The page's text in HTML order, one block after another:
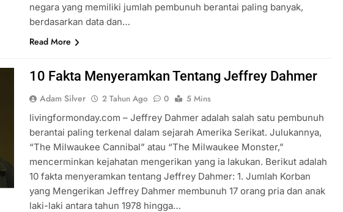
negara yang memiliki jumlah pembunuh berantai paling banyak,
berdasarkan data dan…
Read More
10 Fakta Menyeramkan Tentang Jeffrey Dahmer
Adam Silver 2 Tahun Ago 0
5 Mins
livingformonday.com – Jeffrey Dahmer adalah salah satu pembunuh
berantai paling terkenal dalam sejarah Amerika Serikat. Julukannya,
“The Milwaukee Cannibal” atau “The Milwaukee Monster,”
mencerminkan kejahatan mengerikan yang ia lakukan. Berikut adalah
10 fakta menyeramkan tentang Jeffrey Dahmer: 1. Jumlah Korban
yang Mengerikan Jeffrey Dahmer membunuh 17 orang pria dan anak
laki-laki antara tahun 1978 hingga…